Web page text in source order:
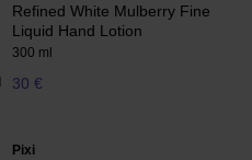
Refined White Mulberry Fine
Liquid Hand Lotion
300 ml
30 €
Pixi